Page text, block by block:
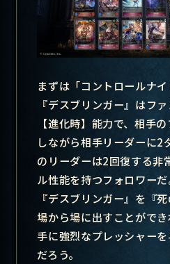
まずは「コントロールナイ
『デスブリンガー』はフ
【進化時】能力で、相手
しながら相手リーダーに2
のリーダーは2回復する非
ル性能を持つフォロワーだ
『デスブリンガー』を『
場から場に出すことがで
手に強烈なプレッシャー
だろう。